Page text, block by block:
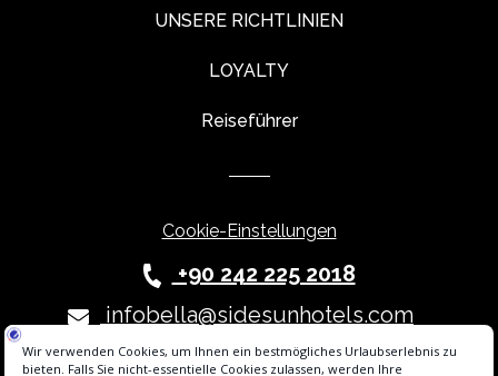
UNSERE RICHTLINIEN
LOYALTY
Reiseführer
Cookie-Einstellungen
+90 242 225 2018
infobella@sidesunhotels.com